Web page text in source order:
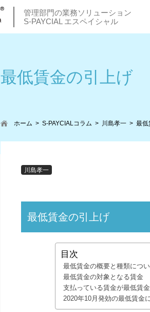
管理部門の業務ソリューション
S-PAYCIAL エスペイシャル
最低賃金の引上げ
ホーム S-PAYCIALコラム 川島孝一 最低
川島孝一
最低賃金の引上げ
目次
最低賃金の概要と種類につ
最低賃金の対象となる賃金
支払っている賃金が最低賃
2020年10月発効の最低賃金